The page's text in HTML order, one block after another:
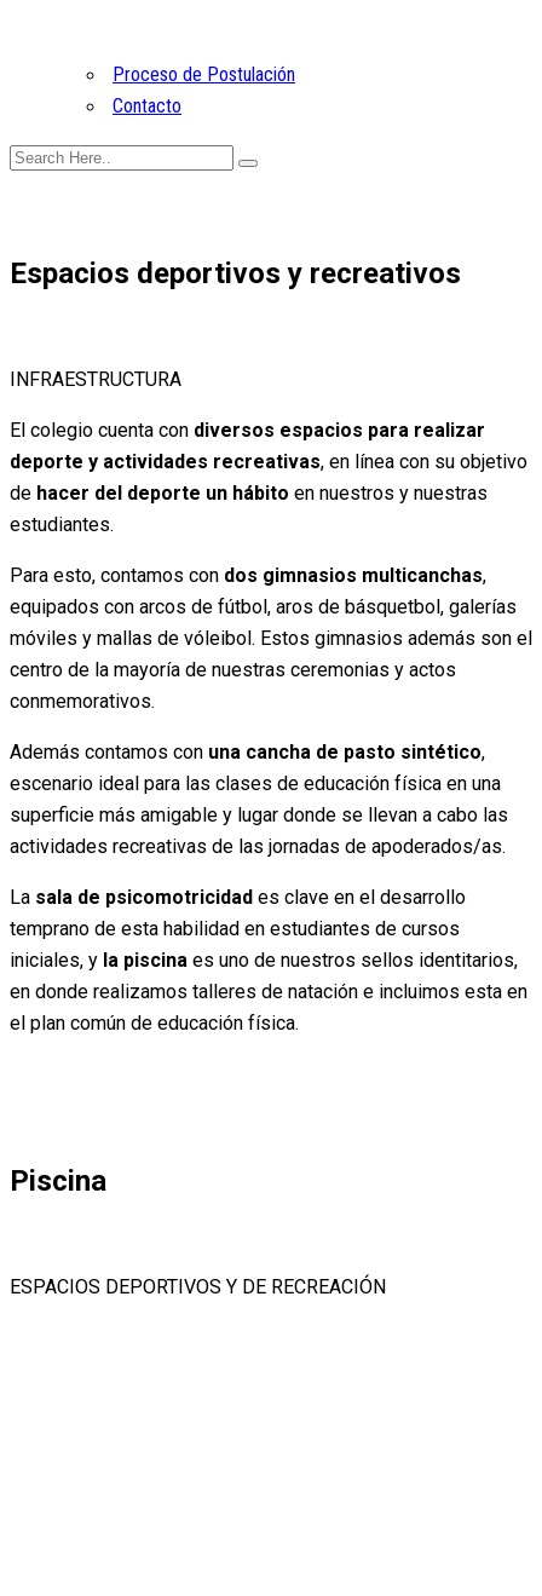
Proceso de Postulación
Contacto
Espacios deportivos y recreativos
INFRAESTRUCTURA
El colegio cuenta con diversos espacios para realizar
deporte y actividades recreativas, en línea con su objetivo
de hacer del deporte un hábito en nuestros y nuestras
estudiantes.
Para esto, contamos con dos gimnasios multicanchas,
equipados con arcos de fútbol, aros de básquetbol, galerías
móviles y mallas de vóleibol. Estos gimnasios además son el
centro de la mayoría de nuestras ceremonias y actos
conmemorativos.
Además contamos con una cancha de pasto sintético,
escenario ideal para las clases de educación física en una
superficie más amigable y lugar donde se llevan a cabo las
actividades recreativas de las jornadas de apoderados/as.
La sala de psicomotricidad es clave en el desarrollo
temprano de esta habilidad en estudiantes de cursos
iniciales, y la piscina es uno de nuestros sellos identitarios,
en donde realizamos talleres de natación e incluimos esta en
el plan común de educación física.
Piscina
ESPACIOS DEPORTIVOS Y DE RECREACIÓN